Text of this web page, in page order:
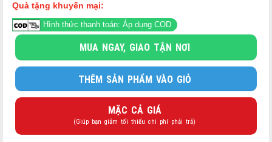
Ưu điểm nổi bật
Quà tặng khuyến mại:
Hình thức thanh toán: Áp dụng COD
MUA NGAY, GIAO TẬN NƠI
THÊM SẢN PHẨM VÀO GIỎ
MẶC CẢ GIÁ
(Giúp bạn giảm tối thiểu chi phí phải trả)